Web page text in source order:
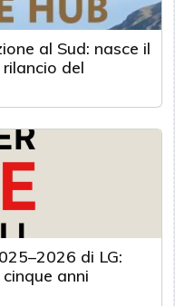
al Sud: nasce il
del
di LG:
anni